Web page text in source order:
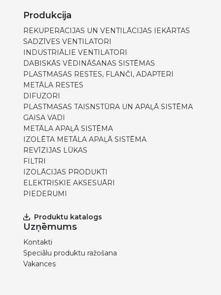
Produkcija
REKUPERĀCIJAS UN VENTILĀCIJAS IEKĀRTAS
SADZĪVES VENTILATORI
INDUSTRIĀLIE VENTILATORI
DABISKĀS VĒDINĀŠANAS SISTĒMAS
PLASTMASAS RESTES, FLANČI, ADAPTERI
METĀLA RESTES
DIFUZORI
PLASTMASAS TAISNSTŪRA UN APAĻĀ SISTĒMA
GAISA VADI
METĀLA APAĻĀ SISTĒMA
IZOLĒTA METĀLA APAĻĀ SISTĒMA
REVĪZIJAS LŪKAS
FILTRI
IZOLĀCIJAS PRODUKTI
ELEKTRISKIE AKSESUĀRI
PIEDERUMI
Produktu katalogs
Uzņēmums
Kontakti
Speciālu produktu ražošana
Vakances